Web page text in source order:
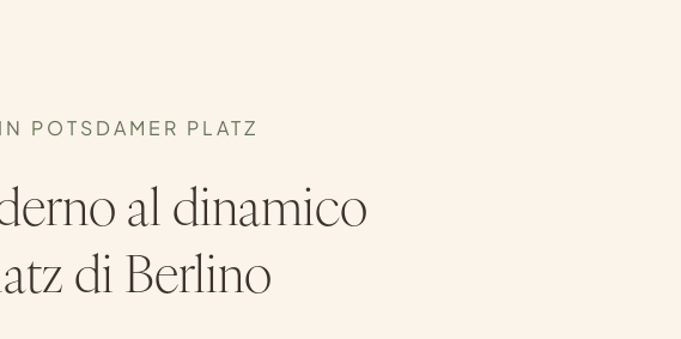
al dinamico
di Berlino
POTSDAMER PLATZ